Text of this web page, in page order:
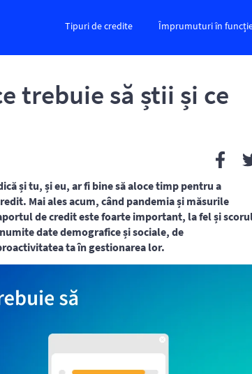
Tipuri de credite Împrumuturi în
trebuie să știi și ce
și tu, și eu, ar fi bine să aloce timp pentru a
Mai ales acum, când pandemia și măsurile
de credit este foarte important, la fel și
date demografice și sociale, de
ta în gestionarea lor.